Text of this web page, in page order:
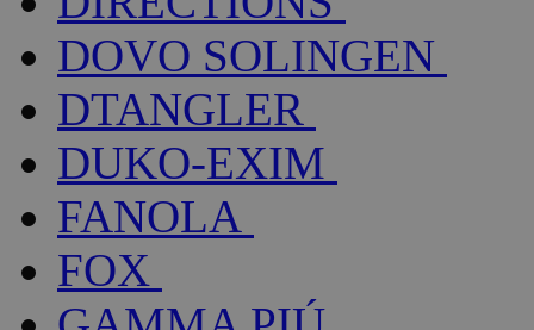
DOVO SOLINGEN
DTANGLER
DUKO-EXIM
FANOLA
FOX